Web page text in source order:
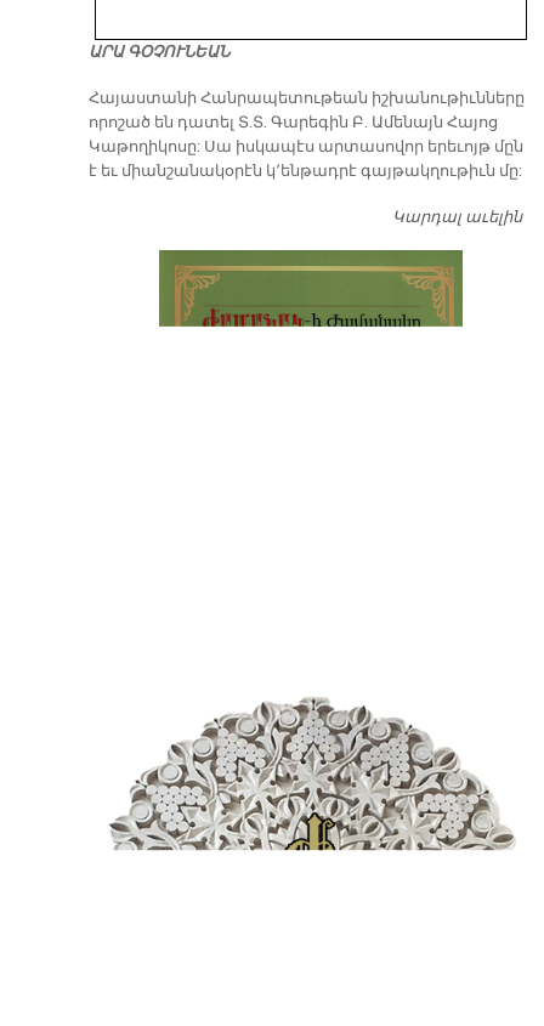
ԱՐԱ ԳՕՉՈՒՆԵԱՆ
​Հայաստանի Հանրապետութեան իշխանութիւնները
որոշած են դատել Տ.Տ. Գարեգին Բ. Ամենայն Հայոց
Կաթողիկոսը: Սա իսկապէս արտասովոր երեւոյթ մըն
է եւ միանշանակօրէն կ՚ենթադրէ գայթակղութիւն մը:
Կարդալ աւելին